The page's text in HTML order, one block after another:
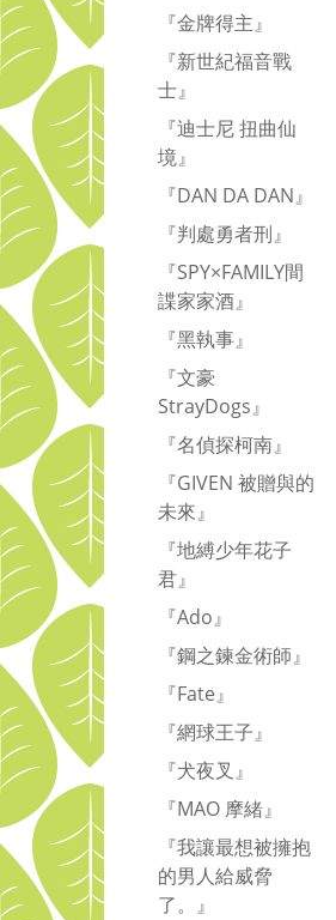
『金牌得主』
『新世紀福音戰
士』
『迪士尼 扭曲仙
境』
『DAN DA DAN』
『判處勇者刑』
『SPY×FAMILY間
諜家家酒』
『黑執事』
『文豪
StrayDogs』
『名偵探柯南』
『GIVEN 被贈與的
未來』
『地縛少年花子
君』
『Ado』
『鋼之鍊金術師』
『Fate』
『網球王子』
『犬夜叉』
『MAO 摩緒』
『我讓最想被擁抱
的男人給威脅
了。』